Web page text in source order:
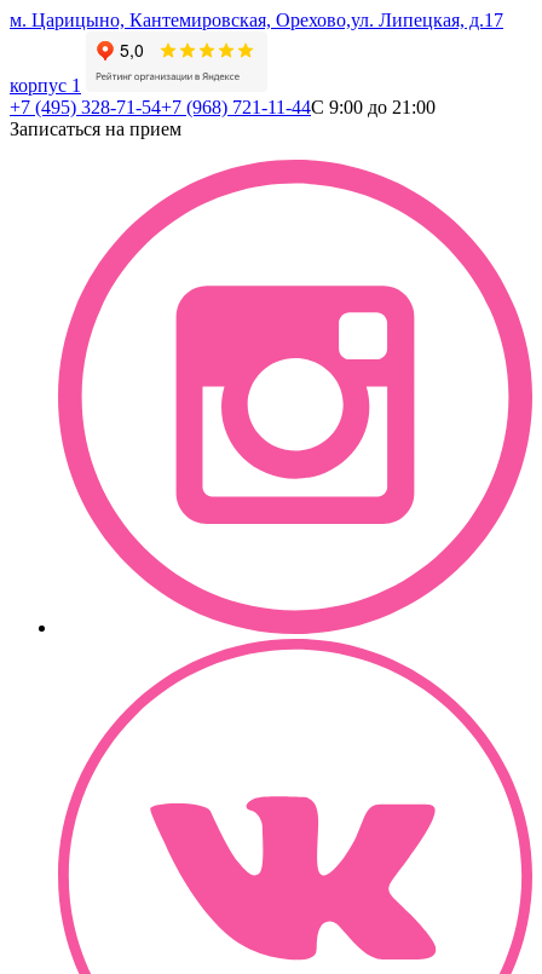
м. Царицыно, Кантемировская, Орехово,ул. Липецкая, д.17
корпус 1
+7 (495) 328-71-54+7 (968) 721-11-44С 9:00 до 21:00
Записаться на прием